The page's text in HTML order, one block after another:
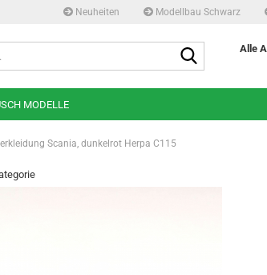
Neuheiten Modellbau Schwarz
Alle
MODELLE
Scania, dunkelrot Herpa C115